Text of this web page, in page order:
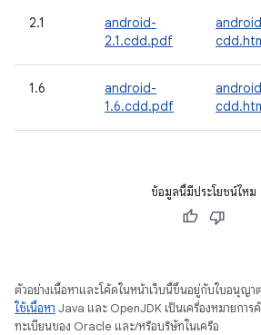
2.1
android-
2.1.cdd.pdf
1.6
android-
1.6.cdd.pdf
ข้อมูลนี้มีประโยชน์ไหม
ตัวอย่างเนื้อหาและโค้ดในหน้าเว็บนี้ขึ้นอยู่กับใบอนุญา
ใช้เนื้อหา Java และ OpenJDK เป็นเครื่องหมายการ
ทะเบียนของ Oracle และ/หรือบริษัทในเครือ